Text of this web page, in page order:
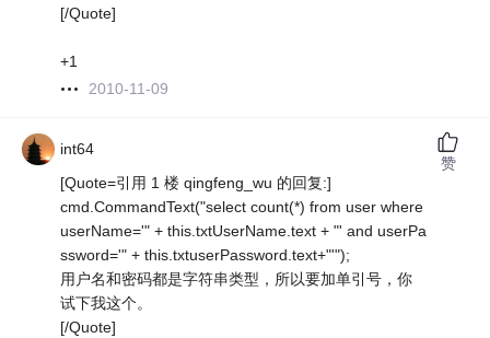
[/Quote]
+1
2010-11-09
int64
[Quote=引用 1 楼 qingfeng_wu 的回复:]
cmd.CommandText("select count(*) from user where
userName='" + this.txtUserName.text + "' and userPa
ssword='" + this.txtuserPassword.text+"'");
用户名和密码都是字符串类型，所以要加单引号，你
试下我这个。
[/Quote]
赞